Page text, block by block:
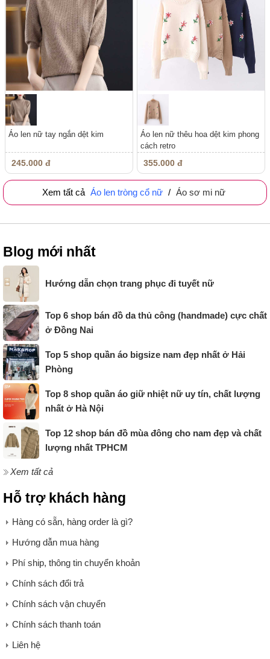
Áo len nữ tay ngắn dệt kim
245.000 đ
Áo len nữ thêu hoa dệt kim phong
cách retro
355.000 đ
Xem tất cả Áo len tròng cổ nữ / Áo sơ mi nữ
Blog mới nhất
Hướng dẫn chọn trang phục đi tuyết nữ
Top 6 shop bán đồ da thủ công (handmade) cực chất
ở Đồng Nai
Top 5 shop quần áo bigsize nam đẹp nhất ở Hải
Phòng
Top 8 shop quần áo giữ nhiệt nữ uy tín, chất lượng
nhất ở Hà Nội
Top 12 shop bán đồ mùa đông cho nam đẹp và chất
lượng nhất TPHCM
Xem tất cả
Hỗ trợ khách hàng
Hàng có sẵn, hàng order là gì?
Hướng dẫn mua hàng
Phí ship, thông tin chuyển khoản
Chính sách đổi trả
Chính sách vận chuyển
Chính sách thanh toán
Liên hệ